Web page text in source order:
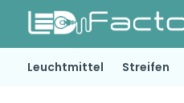
Leuchtmittel Streifen